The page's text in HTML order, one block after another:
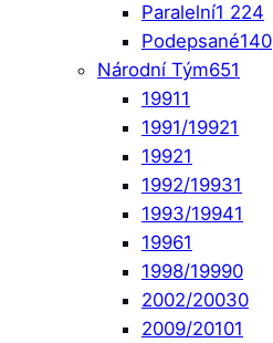
Paralelní1 224
Podepsané140
Národní Tým651
19911
1991/19921
19921
1992/19931
1993/19941
19961
1998/19990
2002/20030
2009/20101